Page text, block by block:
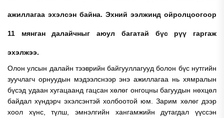
ажиллагаа эхэлсэн байна. Эхний ээлжинд ойролцоогоор
11 мянган далайчныг аюул багатай бүс рүү гаргаж
эхэлжээ.
Олон улсын далайн тээврийн байгууллагууд болон бүс нутгийн
зуучлагч орнуудын мэдээлснээр энэ ажиллагаа нь хямралын
бүсэд удаан хугацаанд гацсан хөлөг онгоцны багуудын нөхцөл
байдал хүндэрч эхэлсэнтэй холбоотой юм. Зарим хөлөг дээр
хоол хүнс, түлш, эмнэлгийн хангамжийн дутагдал үүссэн